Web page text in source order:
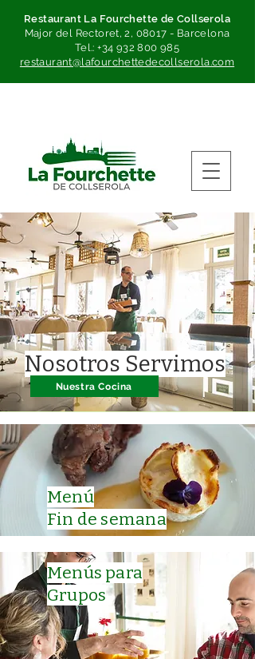
Restaurant La Fourchette de Collserola
Major del Rectoret, 2, 08017 - Barcelona
Tel.:+34 932 800 985
restaurant@lafourchettedecollserola.com
Nosotros Servimos
Nuestra Cocina
Menú
Fin de semana
Menús para
Grupos